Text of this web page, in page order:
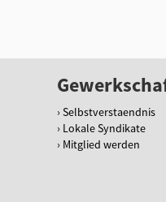
Selbstverstaendnis
Lokale Syndikate
Mitglied werden